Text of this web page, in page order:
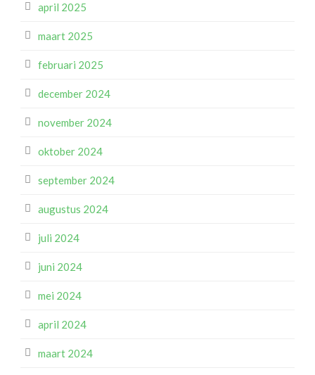
april 2025
maart 2025
februari 2025
december 2024
november 2024
oktober 2024
september 2024
augustus 2024
juli 2024
juni 2024
mei 2024
april 2024
maart 2024